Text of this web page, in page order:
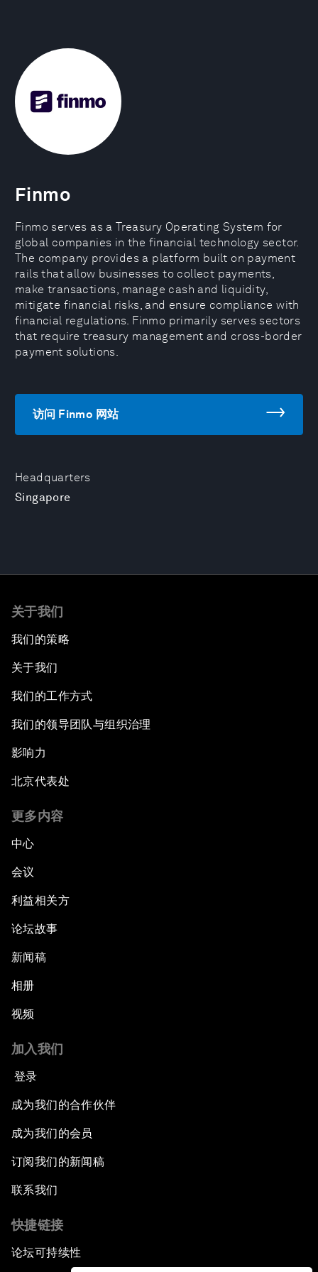
Headquarters
Singapore
Finmo
Finmo serves as a Treasury Operating System for
global companies in the financial technology sector.
The company provides a platform built on payment
rails that allow businesses to collect payments,
make transactions, manage cash and liquidity,
mitigate financial risks, and ensure compliance with
financial regulations. Finmo primarily serves sectors
that require treasury management and cross-border
payment solutions.
访问 Finmo 网站
关于我们
我们的策略
关于我们
我们的工作方式
我们的领导团队与组织治理
影响力
北京代表处
更多内容
中心
会议
利益相关方
论坛故事
新闻稿
相册
视频
加入我们
登录
成为我们的合作伙伴
成为我们的会员
订阅我们的新闻稿
联系我们
快捷链接
论坛可持续性